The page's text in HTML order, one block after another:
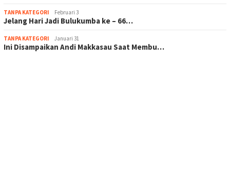
TANPA KATEGORI Februari 3
Jelang Hari Jadi Bulukumba ke – 66…
TANPA KATEGORI Januari 31
Ini Disampaikan Andi Makkasau Saat Membu…